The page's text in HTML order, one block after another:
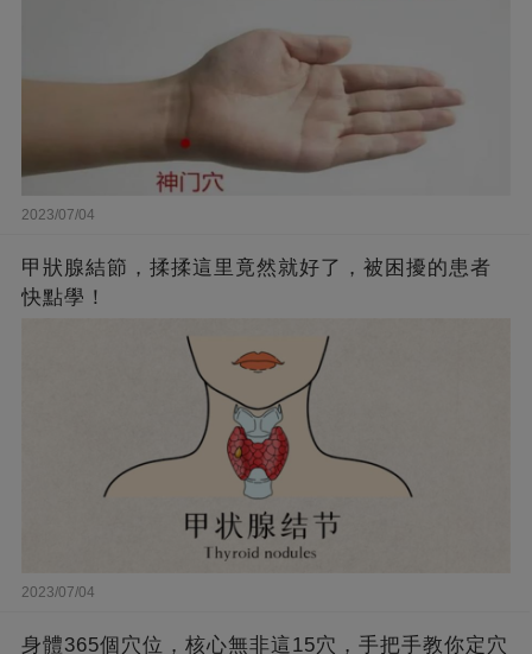
2023/07/04
甲狀腺結節，揉揉這里竟然就好了，被困擾的患者
快點學！
2023/07/04
身體365個穴位，核心無非這15穴，手把手教你定穴